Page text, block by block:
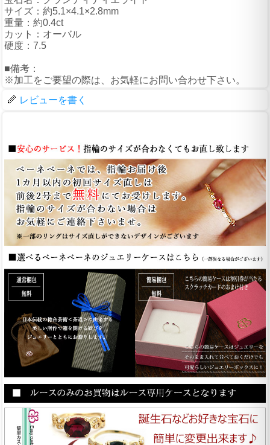
サイズ：約5.1×4.1×2.8mm
重量：約0.4ct
カット：オーバル
硬度：7.5
■備考：
※加工をご要望の際は、お気軽にお問い合わせ下さい。
レビューを書く